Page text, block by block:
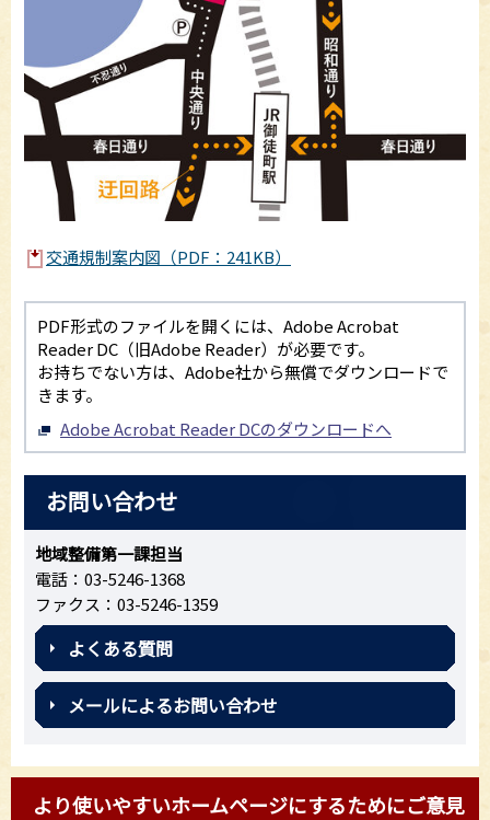
交通規制案内図（PDF：241KB）
PDF形式のファイルを開くには、Adobe Acrobat
Reader DC（旧Adobe Reader）が必要です。
お持ちでない方は、Adobe社から無償でダウンロードで
きます。
Adobe Acrobat Reader DCのダウンロードへ
お問い合わせ
地域整備第一課担当
電話：03-5246-1368
ファクス：03-5246-1359
よくある質問
メールによるお問い合わせ
より使いやすいホームページにするためにご意見